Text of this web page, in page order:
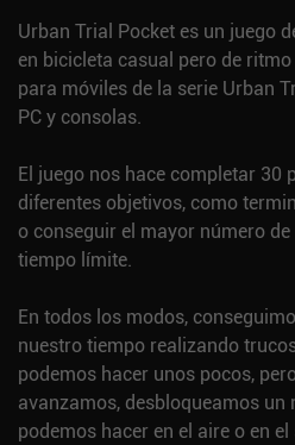
Urban Trial Pocket es un juego
en bicicleta casual pero de
para móviles de la serie Urban
PC y consolas.
El juego nos hace completar 30
diferentes objetivos, como
o conseguir el mayor número
tiempo límite.
En todos los modos,
nuestro tiempo realizando
podemos hacer unos pocos,
avanzamos, desbloqueamos
podemos hacer en el aire o en el